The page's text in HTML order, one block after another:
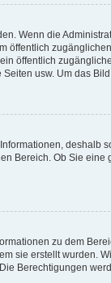
Wenn die
öffentlich
öffentlich
usw. Um das
deshalb
Bereich. Ob Sie
zu dem
sie erstellt wurden.
Berechtigungen